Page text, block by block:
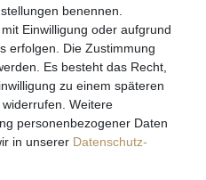
benennen.
Einwilligung oder aufgrund
erfolgen. Die Zustimmung
Es besteht das Recht,
zu einem späteren
Weitere
personenbezogener Daten
in unserer Daten­schutz­
AGB